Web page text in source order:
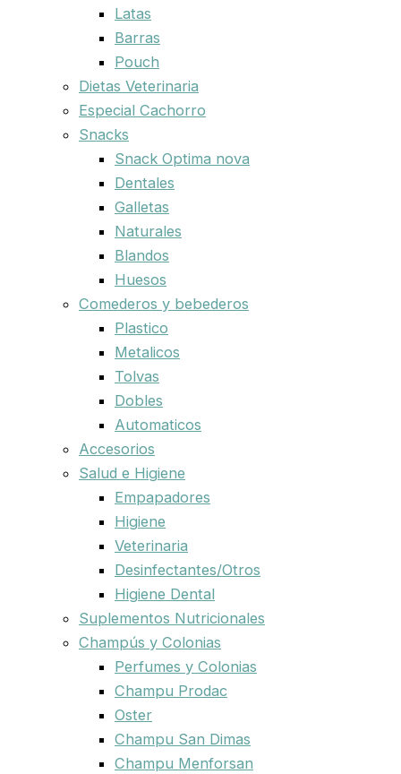
Latas
Barras
Pouch
Dietas Veterinaria
Especial Cachorro
Snacks
Snack Optima nova
Dentales
Galletas
Naturales
Blandos
Huesos
Comederos y bebederos
Plastico
Metalicos
Tolvas
Dobles
Automaticos
Accesorios
Salud e Higiene
Empapadores
Higiene
Veterinaria
Desinfectantes/Otros
Higiene Dental
Suplementos Nutricionales
Champús y Colonias
Perfumes y Colonias
Champu Prodac
Oster
Champu San Dimas
Champu Menforsan